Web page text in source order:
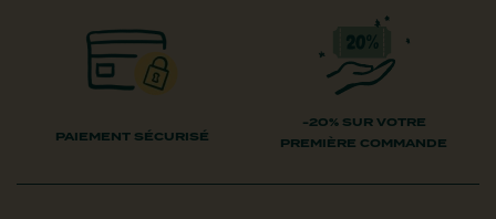
PAIEMENT SÉCURISÉ
-20% SUR VOTRE
PREMIÈRE COMMANDE